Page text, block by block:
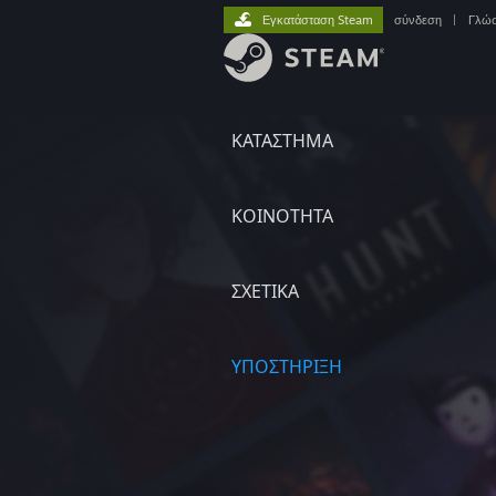
ΚΑΤΑΣΤΗΜΑ
ΚΟΙΝΟΤΗΤΑ
ΣΧΕΤΙΚΆ
ΥΠΟΣΤΗΡΙΞΗ
Εγκατάσταση Steam σύνδεση